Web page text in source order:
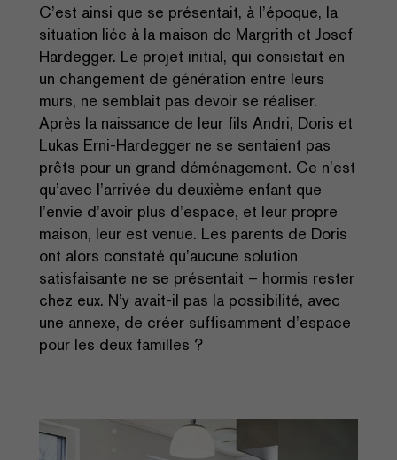
C’est ainsi que se présentait, à l’époque, la
situation liée à la maison de Margrith et Josef
Hardegger. Le projet initial, qui consistait en
un changement de génération entre leurs
murs, ne semblait pas devoir se réaliser.
Après la naissance de leur fils Andri, Doris et
Lukas Erni-Hardegger ne se sentaient pas
prêts pour un grand déménagement. Ce n’est
qu’avec l’arrivée du deuxième enfant que
l’envie d’avoir plus d’espace, et leur propre
maison, leur est venue. Les parents de Doris
ont alors constaté qu’aucune solution
satisfaisante ne se présentait – hormis rester
chez eux. N’y avait-il pas la possibilité, avec
une annexe, de créer suffisamment d’espace
pour les deux familles ?